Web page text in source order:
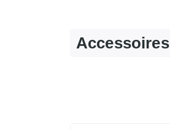
Accessoires